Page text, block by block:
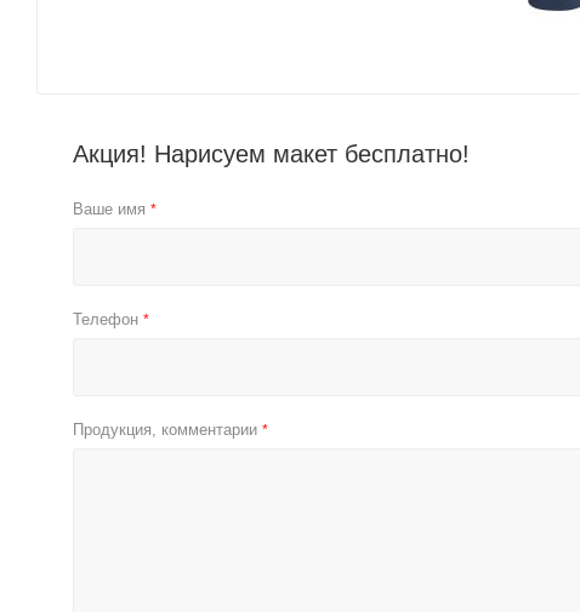
Акция! Нарисуем макет бесплатно!
Ваше имя *
Телефон *
Продукция, комментарии *